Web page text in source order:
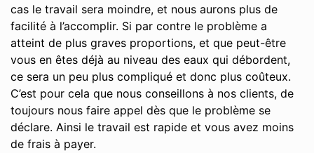
cas le travail sera moindre, et nous aurons plus de
facilité à l’accomplir. Si par contre le problème a
atteint de plus graves proportions, et que peut-être
vous en êtes déjà au niveau des eaux qui débordent,
ce sera un peu plus compliqué et donc plus coûteux.
C’est pour cela que nous conseillons à nos clients, de
toujours nous faire appel dès que le problème se
déclare. Ainsi le travail est rapide et vous avez moins
de frais à payer.